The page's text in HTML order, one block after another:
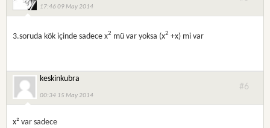
17:46 09 May 2014
3.soruda kök içinde sadece x2 mü var yoksa (x2 +x) mi var
keskinkubra
00:34 15 May 2014
#6
x² var sadece